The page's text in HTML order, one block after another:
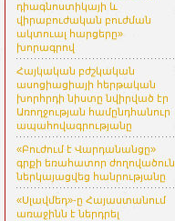
դիագնոստիկայի և
վիրաբուժական բուժման
ակտուալ հարցերը»
խորագրով
Հայկական բժշկական
ասոցիացիայի հերթական
խորհրդի նիստը նվիրված էր
Առողջության համընդհանուր
ապահովագրությանը
«Բուժում է Վարդանանցը»
գրքի եռահատոր ժողովածուն
ներկայացվեց հանրությանը
«Սլավմեդ»-ը Հայաստանում
առաջինն է ներդրել